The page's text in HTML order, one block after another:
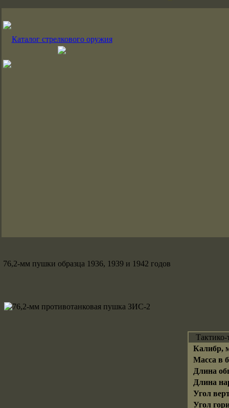
Каталог стрелкового оружия
76,2-мм пушки образца 1936, 1939 и 1942 годов
Тактико-
Калибр,
Масса в
Длина
Длина
Угол
Угол